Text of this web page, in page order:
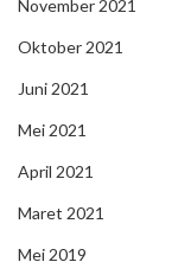
November 2021
Oktober 2021
Juni 2021
Mei 2021
April 2021
Maret 2021
Mei 2019